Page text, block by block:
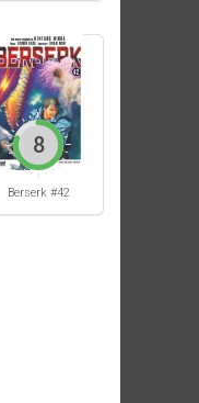
Berserk #42
8